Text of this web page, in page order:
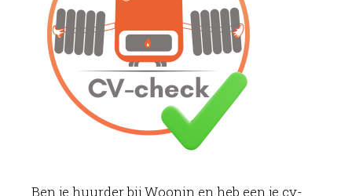
Ben je huurder bij Woonin en heb een je cv-